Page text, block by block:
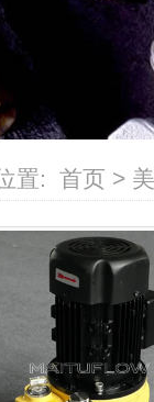
置: 首页 >